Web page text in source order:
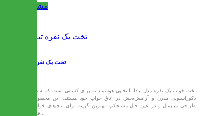
مشاهده
تخت یک نفره تیادا
تخت خواب یک نفره مدل تیادا، انتخابی هوشمندانه برای کسانی است که به دنبال
دکوراسیونی مدرن و آرامش‌بخش در اتاق خواب خود هستند. این محصول با
طراحی مینیمال و در عین حال مستحکم، بهترین گزینه برای اتاق‌های خواب با